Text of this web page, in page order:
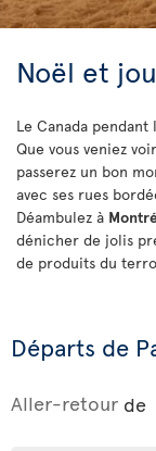
Noël et
Le Canada pendant
Que vous veniez
passerez un bon
avec ses rues
Déambulez à
dénicher de jolis
de produits du
Départs de
Aller-retour de